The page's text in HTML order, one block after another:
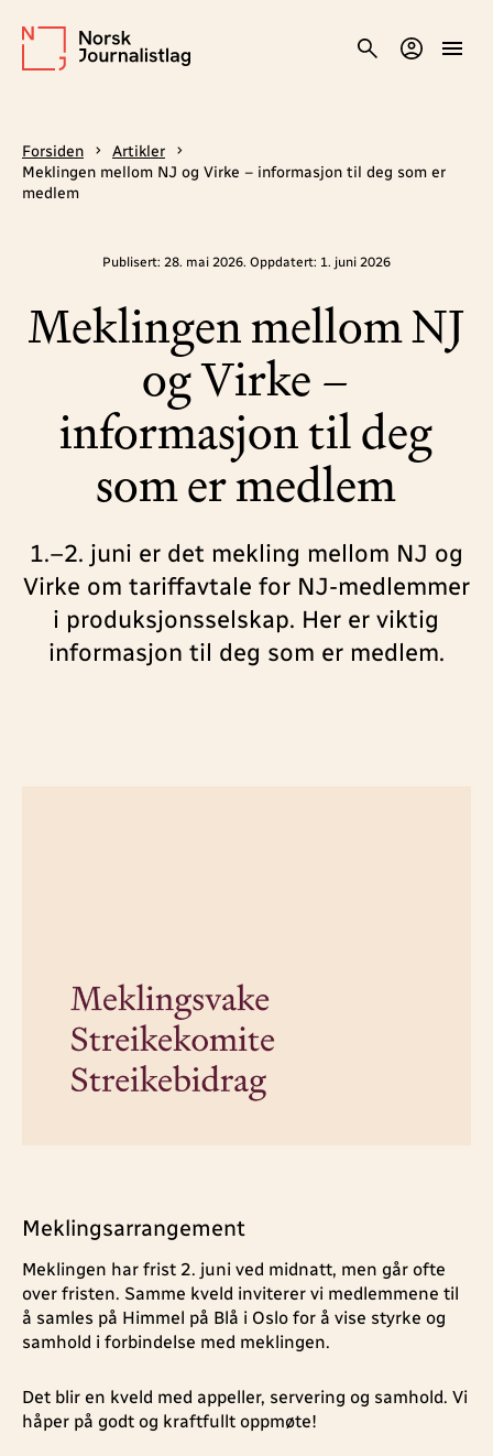
Forsiden
Artikler
Meklingen mellom NJ og Virke – informasjon til deg som er
medlem
Publisert: 28. mai 2026. Oppdatert: 1. juni 2026
Meklingen mellom NJ
og Virke –
informasjon til deg
som er medlem
1.–2. juni er det mekling mellom NJ og
Virke om tariffavtale for NJ-medlemmer
i produksjonsselskap. Her er viktig
informasjon til deg som er medlem.
Meklingsarrangement
Meklingen har frist 2. juni ved midnatt, men går ofte
over fristen. Samme kveld inviterer vi medlemmene til
å samles på Himmel på Blå i Oslo for å vise styrke og
samhold i forbindelse med meklingen.
Det blir en kveld med appeller, servering og samhold. Vi
håper på godt og kraftfullt oppmøte!